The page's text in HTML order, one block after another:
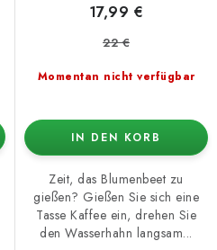
Momentan nicht verfügbar
17,99 €
22 €
IN DEN KORB
Zeit, das Blumenbeet zu
gießen? Gießen Sie sich eine
Tasse Kaffee ein, drehen Sie
den Wasserhahn langsam...